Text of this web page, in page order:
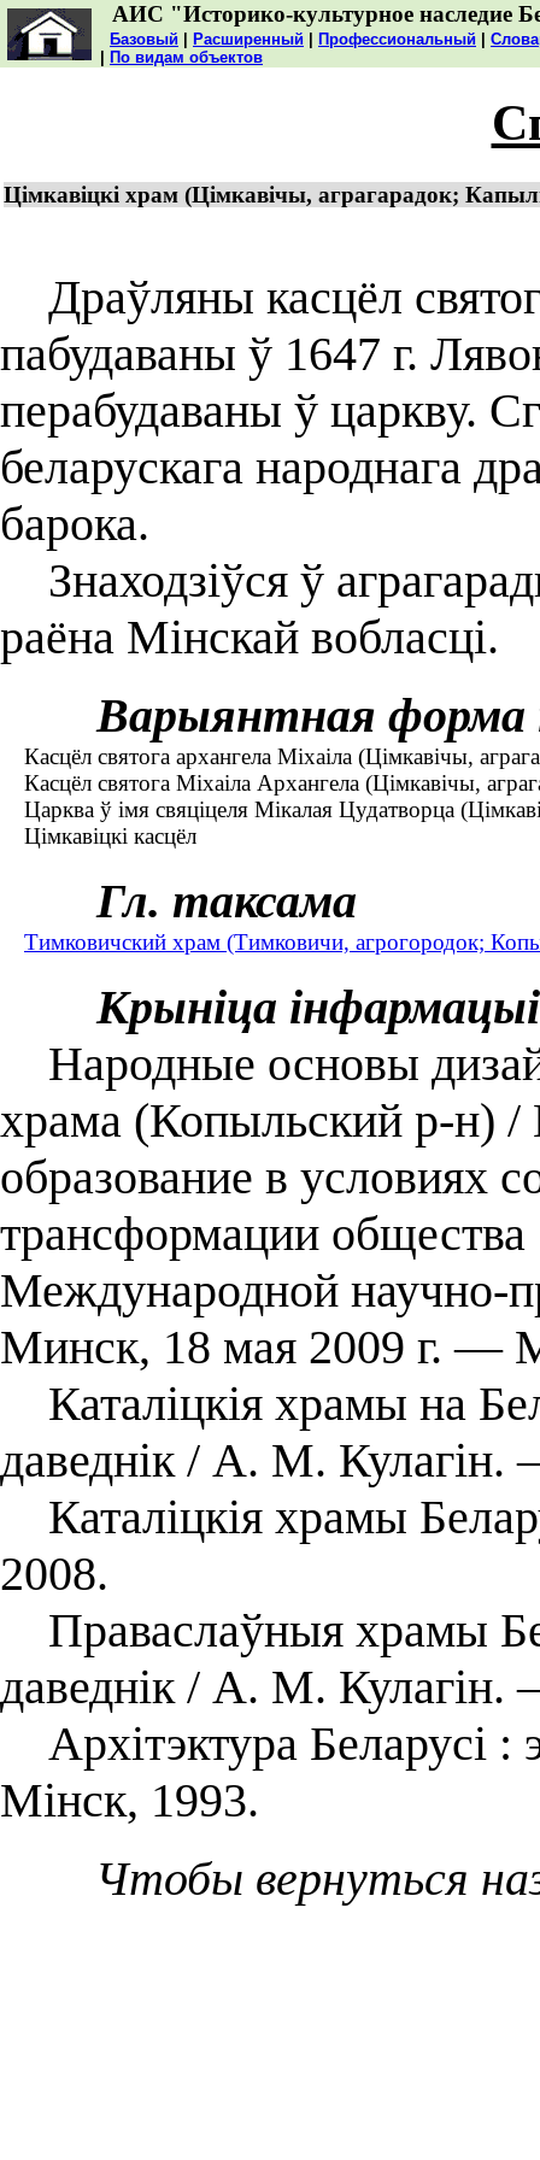
АИС "Историко-культурное наследие
Базовый Расширенный Профессиональный
По видам объектов
Цімкавіцкі храм (Цімкавічы, аграгарадок;
Драўляны касцёл
пабудаваны ў 1647 г.
перабудаваны ў царкву.
беларускага народнага
барока.
Знаходзіўся ў
раёна Мінскай вобласці.
Варыянтная форма
Касцёл святога архангела Міхаіла (Цімкавічы,
Касцёл святога Міхаіла Архангела (Цімкавічы,
Царква ў імя свяціцеля Мікалая Цудатворца
Цімкавіцкі касцёл
Гл. таксама
Тимковичский храм (Тимковичи, агрогородок;
Крыніца інфармацыі
Народные основы
храма (Копыльский р-н)
образование в условиях
трансформации
Международной научно-
Минск, 18 мая 2009 г. ―
Каталіцкія храмы на
даведнік / А. М.
Каталіцкія храмы
2008.
Праваслаўныя храмы
даведнік / А. М.
Архітэктура Беларусі
Мінск, 1993.
Чтобы вернуться